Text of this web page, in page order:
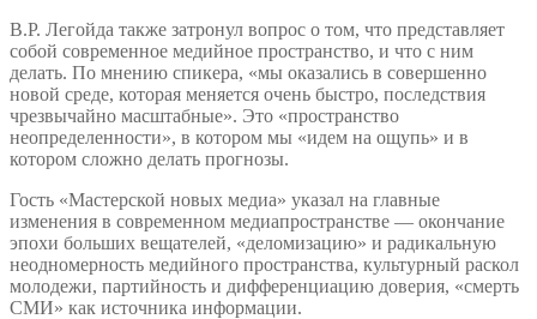
В.Р. Легойда также затронул вопрос о том, что представляет
собой современное медийное пространство, и что с ним
делать. По мнению спикера, «мы оказались в совершенно
новой среде, которая меняется очень быстро, последствия
чрезвычайно масштабные». Это «пространство
неопределенности», в котором мы «идем на ощупь» и в
котором сложно делать прогнозы.
Гость «Мастерской новых медиа» указал на главные
изменения в современном медиапространстве — окончание
эпохи больших вещателей, «деломизацию» и радикальную
неодномерность медийного пространства, культурный раскол
молодежи, партийность и дифференциацию доверия, «смерть
СМИ» как источника информации.